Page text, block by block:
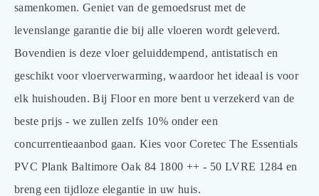
samenkomen. Geniet van de gemoedsrust met de
levenslange garantie die bij alle vloeren wordt geleverd.
Bovendien is deze vloer geluiddempend, antistatisch en
geschikt voor vloerverwarming, waardoor het ideaal is voor
elk huishouden. Bij Floor en more bent u verzekerd van de
beste prijs - we zullen zelfs 10% onder een
concurrentieaanbod gaan. Kies voor Coretec The Essentials
PVC Plank Baltimore Oak 84 1800 ++ - 50 LVRE 1284 en
breng een tijdloze elegantie in uw huis.